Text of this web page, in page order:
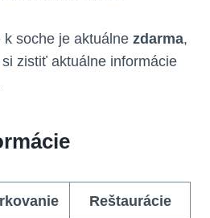
k soche je aktuálne zdarma,
zistiť aktuálne informácie
Reštaurácie